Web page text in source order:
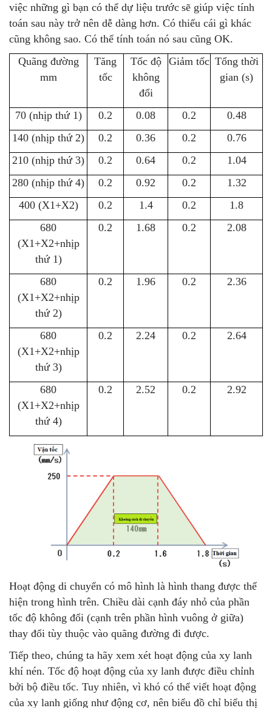
việc những gì bạn có thể dự liệu trước sẽ giúp việc tính
toán sau này trở nên dễ dàng hơn. Có thiếu cái gì khác
cũng không sao. Có thể tính toán nó sau cũng OK.
Quãng đường
mm
Tăng
tốc
Tốc độ
không
đổi
Giảm tốc Tổng thời
gian (s)
70 (nhịp thứ 1) 0.2 0.08 0.2
0.48
140 (nhịp thứ 2)
0.2 0.36 0.2
0.76
210 (nhịp thứ 3)
0.2 0.64 0.2
1.04
280 (nhịp thứ 4)
0.2 0.92 0.2
1.32
400 (X1+X2)
0.2 1.4 0.2
1.8
680
(X1+X2+nhịp
thứ 1)
0.2 1.68 0.2 2.08
680
(X1+X2+nhịp
thứ 2)
0.2 1.96 0.2 2.36
680
(X1+X2+nhịp
thứ 3)
0.2 2.24 0.2 2.64
680
(X1+X2+nhịp
thứ 4)
0.2 2.52 0.2 2.92
Hoạt động di chuyển có mô hình là hình thang được thể
hiện trong hình trên. Chiều dài cạnh đáy nhỏ của phần
tốc độ không đổi (cạnh trên phần hình vuông ở giữa)
thay đổi tùy thuộc vào quãng đường đi được.
Tiếp theo, chúng ta hãy xem xét hoạt động của xy lanh
khí nén. Tốc độ hoạt động của xy lanh được điều chỉnh
bởi bộ điều tốc. Tuy nhiên, vì khó có thể viết hoạt động
của xy lanh giống như động cơ, nên biểu đồ chỉ biểu thị